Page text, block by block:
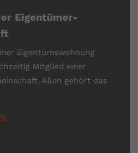
Eigentümer-
Eigentumswohnung
Mitglied einer
Allen gehört das